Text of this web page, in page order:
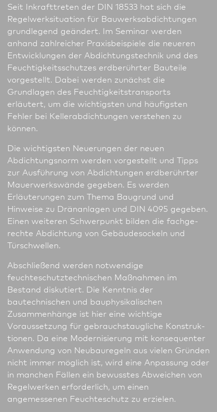
Seit Inkrafttreten der DIN 18533 hat sich die
Regelwerksituation für Bauwerksabdichtungen
grundlegend geändert. Im Seminar werden
anhand zahlreicher Praxisbeispiele die neueren
Ent­wick­lungen der Abdichtungstechnik und des
Feuchtigkeitsschutzes erdberührter Bauteile
vorgestellt. Dabei werden zunächst die
Grundlagen des Feuchtigkeitstransports
erläutert, um die wichtigsten und häufigsten
Fehler bei Kellerabdichtungen verstehen zu
können.
Die wichtigsten Neuerungen der neuen
Abdichtungsnorm werden vorgestellt und Tipps
zur Ausführung von Abdichtungen erdberührter
Mauerwerkswände gegeben. Es werden
Erläuterungen zum Thema Baugrund und
Hinweise zu Dränanlagen und DIN 4095 gegeben.
Einen weiteren Schwer­punkt bilden die fachge­
rech­te Abdichtung von Gebäudesockeln und
Türschwellen.
Abschließend werden notwendige
feuchteschutztechnischen Maßnahmen im
Bestand diskutiert. Die Kenntnis der
bautechnischen und bauphysikalischen
Zusammen­hänge ist hier eine wichtige
Voraussetzung für gebrauchstaugliche Konst­ruk­
tionen. Da eine Modernisierung mit konsequenter
Anwendung von Neu­bauregeln aus vielen Gründen
nicht immer möglich ist, wird eine Anpassung oder
in manchen Fällen ein bewusstes Abweichen von
Regelwerken erforderlich, um einen
angemessenen Feuchteschutz zu erzielen.